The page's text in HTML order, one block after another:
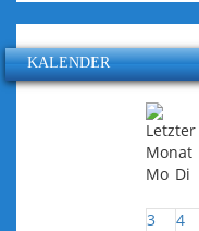
KALENDER
Mo Di
3
4